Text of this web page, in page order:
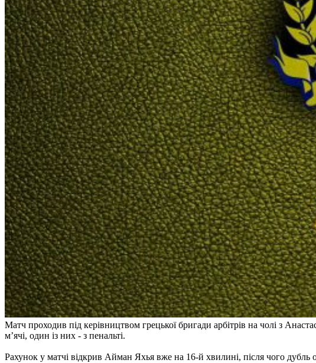
Матч проходив під керівництвом грецької бригади арбітрів на чолі з
м’ячі, один із них - з пенальті.
Рахунок у матчі відкрив Айман Яхья вже на 16-й хвилині, після чого